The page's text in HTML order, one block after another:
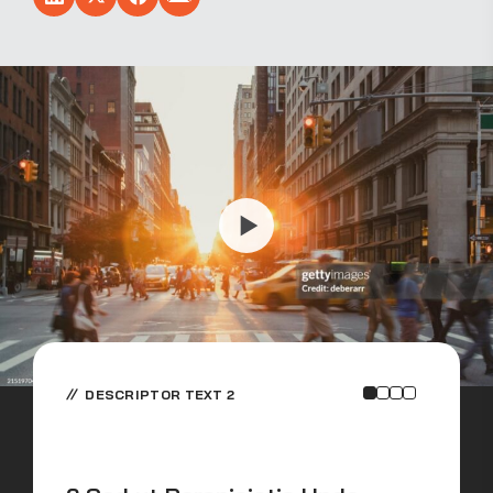
DESCRIPTOR TEXT 2